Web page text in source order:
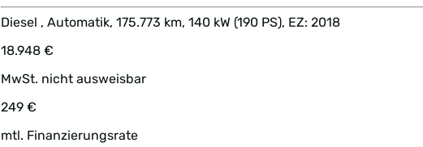
Diesel , Automatik, 175.773 km, 140 kW (190 PS), EZ: 2018
18.948 €
MwSt. nicht ausweisbar
249 €
mtl. Finanzierungsrate